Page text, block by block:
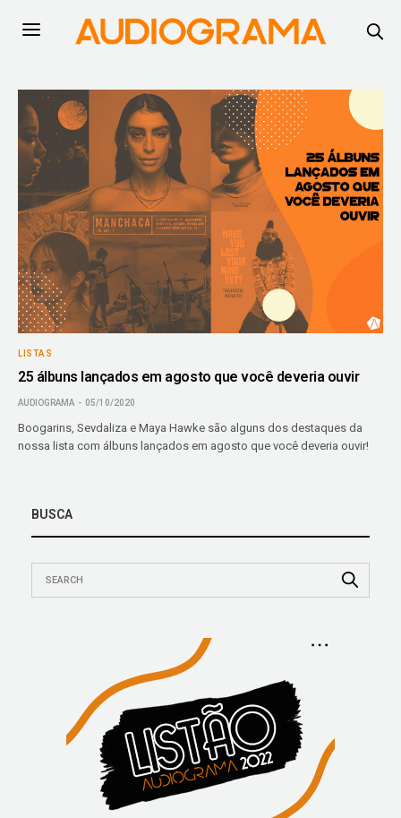
LISTAS
25 álbuns lançados em agosto que você deveria ouvir
AUDIOGRAMA 05/10/2020
Boogarins, Sevdaliza e Maya Hawke são alguns dos destaques da
nossa lista com álbuns lançados em agosto que você deveria ouvir!
BUSCA